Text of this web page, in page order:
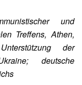
und
Treffens, Athen,
der
deutsche